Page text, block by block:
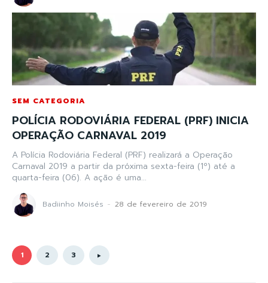
SEM CATEGORIA
POLÍCIA RODOVIÁRIA FEDERAL (PRF) INICIA
OPERAÇÃO CARNAVAL 2019
A Polícia Rodoviária Federal (PRF) realizará a Operação
Carnaval 2019 a partir da próxima sexta-feira (1º) até a
quarta-feira (06). A ação é uma...
Badiinho Moisés - 28 de fevereiro de 2019
1 2 3